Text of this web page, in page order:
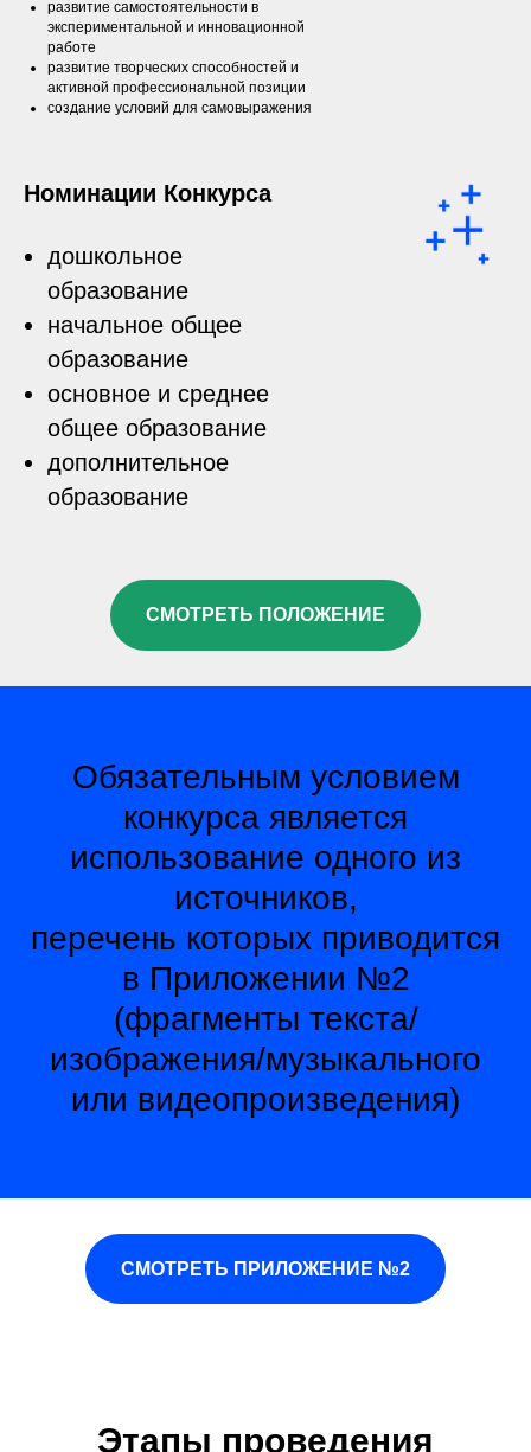
развитие самостоятельности в
экспериментальной и инновационной
работе
развитие творческих способностей и
активной профессиональной позиции
создание условий для самовыражения
Номинации Конкурса
дошкольное
образование
начальное общее
образование
основное и среднее
общее образование
дополнительное
образование
СМОТРЕТЬ ПОЛОЖЕНИЕ
Обязательным условием
конкурса является
использование одного из
источников,
перечень которых приводится
в Приложении №2
(фрагменты текста/
изображения/музыкального
или видеопроизведения)
СМОТРЕТЬ ПРИЛОЖЕНИЕ №2
Этапы проведения